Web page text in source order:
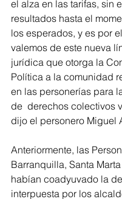
el alza en las tarifas, sin
resultados hasta el
los esperados, y es por
valemos de este nueva
jurídica que otorga la
Política a la comunidad
en las personerías para
de  derechos colectivos
dijo el personero Miguel
Anteriormente, las
Barranquilla, Santa
habían coadyuvado la
interpuesta por los